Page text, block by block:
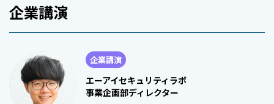
企業講演
企業講演
エーアイセキュリティラボ
事業企画部ディレクター